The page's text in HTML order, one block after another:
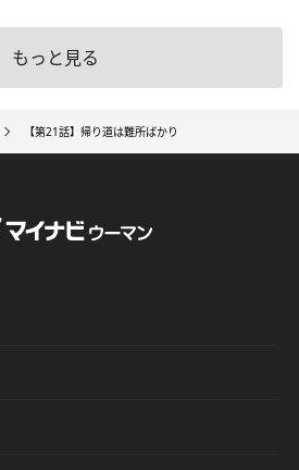
もっと見る
【第21話】帰り道は難所ばかり